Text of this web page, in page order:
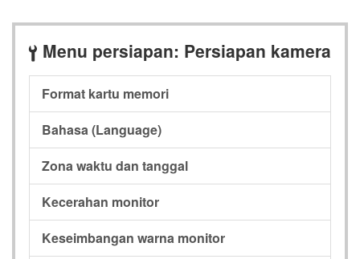
B Menu persiapan: Persiapan kamera
Format kartu memori
Bahasa (Language)
Zona waktu dan tanggal
Kecerahan monitor
Keseimbangan warna monitor